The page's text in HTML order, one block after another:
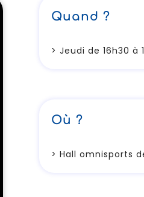
Quand ?
> Jeudi de 16h30 à
Où ?
> Hall omnisports